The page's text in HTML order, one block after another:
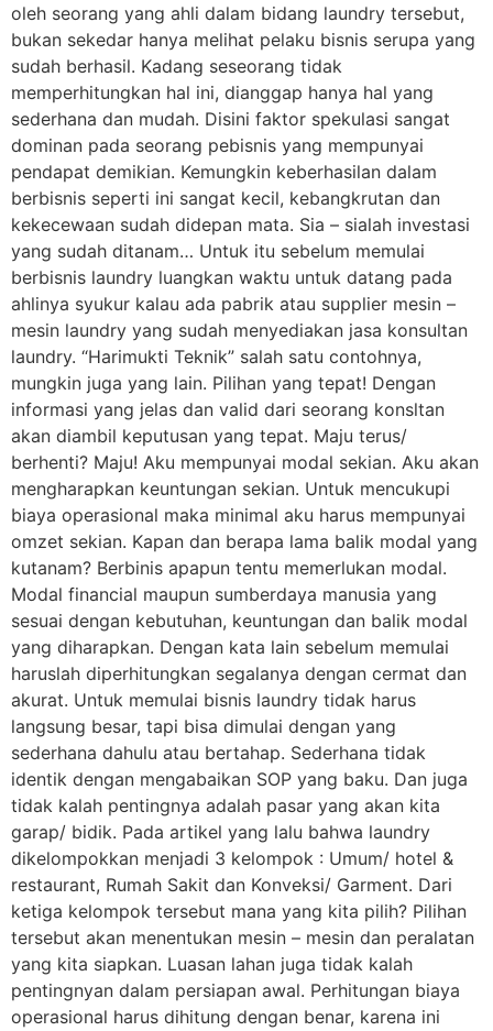
oleh seorang yang ahli dalam bidang laundry tersebut,
bukan sekedar hanya melihat pelaku bisnis serupa yang
sudah berhasil. Kadang seseorang tidak
memperhitungkan hal ini, dianggap hanya hal yang
sederhana dan mudah. Disini faktor spekulasi sangat
dominan pada seorang pebisnis yang mempunyai
pendapat demikian. Kemungkin keberhasilan dalam
berbisnis seperti ini sangat kecil, kebangkrutan dan
kekecewaan sudah didepan mata. Sia – sialah investasi
yang sudah ditanam… Untuk itu sebelum memulai
berbisnis laundry luangkan waktu untuk datang pada
ahlinya syukur kalau ada pabrik atau supplier mesin –
mesin laundry yang sudah menyediakan jasa konsultan
laundry. “Harimukti Teknik” salah satu contohnya,
mungkin juga yang lain. Pilihan yang tepat! Dengan
informasi yang jelas dan valid dari seorang konsltan
akan diambil keputusan yang tepat. Maju terus/
berhenti? Maju! Aku mempunyai modal sekian. Aku akan
mengharapkan keuntungan sekian. Untuk mencukupi
biaya operasional maka minimal aku harus mempunyai
omzet sekian. Kapan dan berapa lama balik modal yang
kutanam? Berbinis apapun tentu memerlukan modal.
Modal financial maupun sumberdaya manusia yang
sesuai dengan kebutuhan, keuntungan dan balik modal
yang diharapkan. Dengan kata lain sebelum memulai
haruslah diperhitungkan segalanya dengan cermat dan
akurat. Untuk memulai bisnis laundry tidak harus
langsung besar, tapi bisa dimulai dengan yang
sederhana dahulu atau bertahap. Sederhana tidak
identik dengan mengabaikan SOP yang baku. Dan juga
tidak kalah pentingnya adalah pasar yang akan kita
garap/ bidik. Pada artikel yang lalu bahwa laundry
dikelompokkan menjadi 3 kelompok : Umum/ hotel &
restaurant, Rumah Sakit dan Konveksi/ Garment. Dari
ketiga kelompok tersebut mana yang kita pilih? Pilihan
tersebut akan menentukan mesin – mesin dan peralatan
yang kita siapkan. Luasan lahan juga tidak kalah
pentingnyan dalam persiapan awal. Perhitungan biaya
operasional harus dihitung dengan benar, karena ini